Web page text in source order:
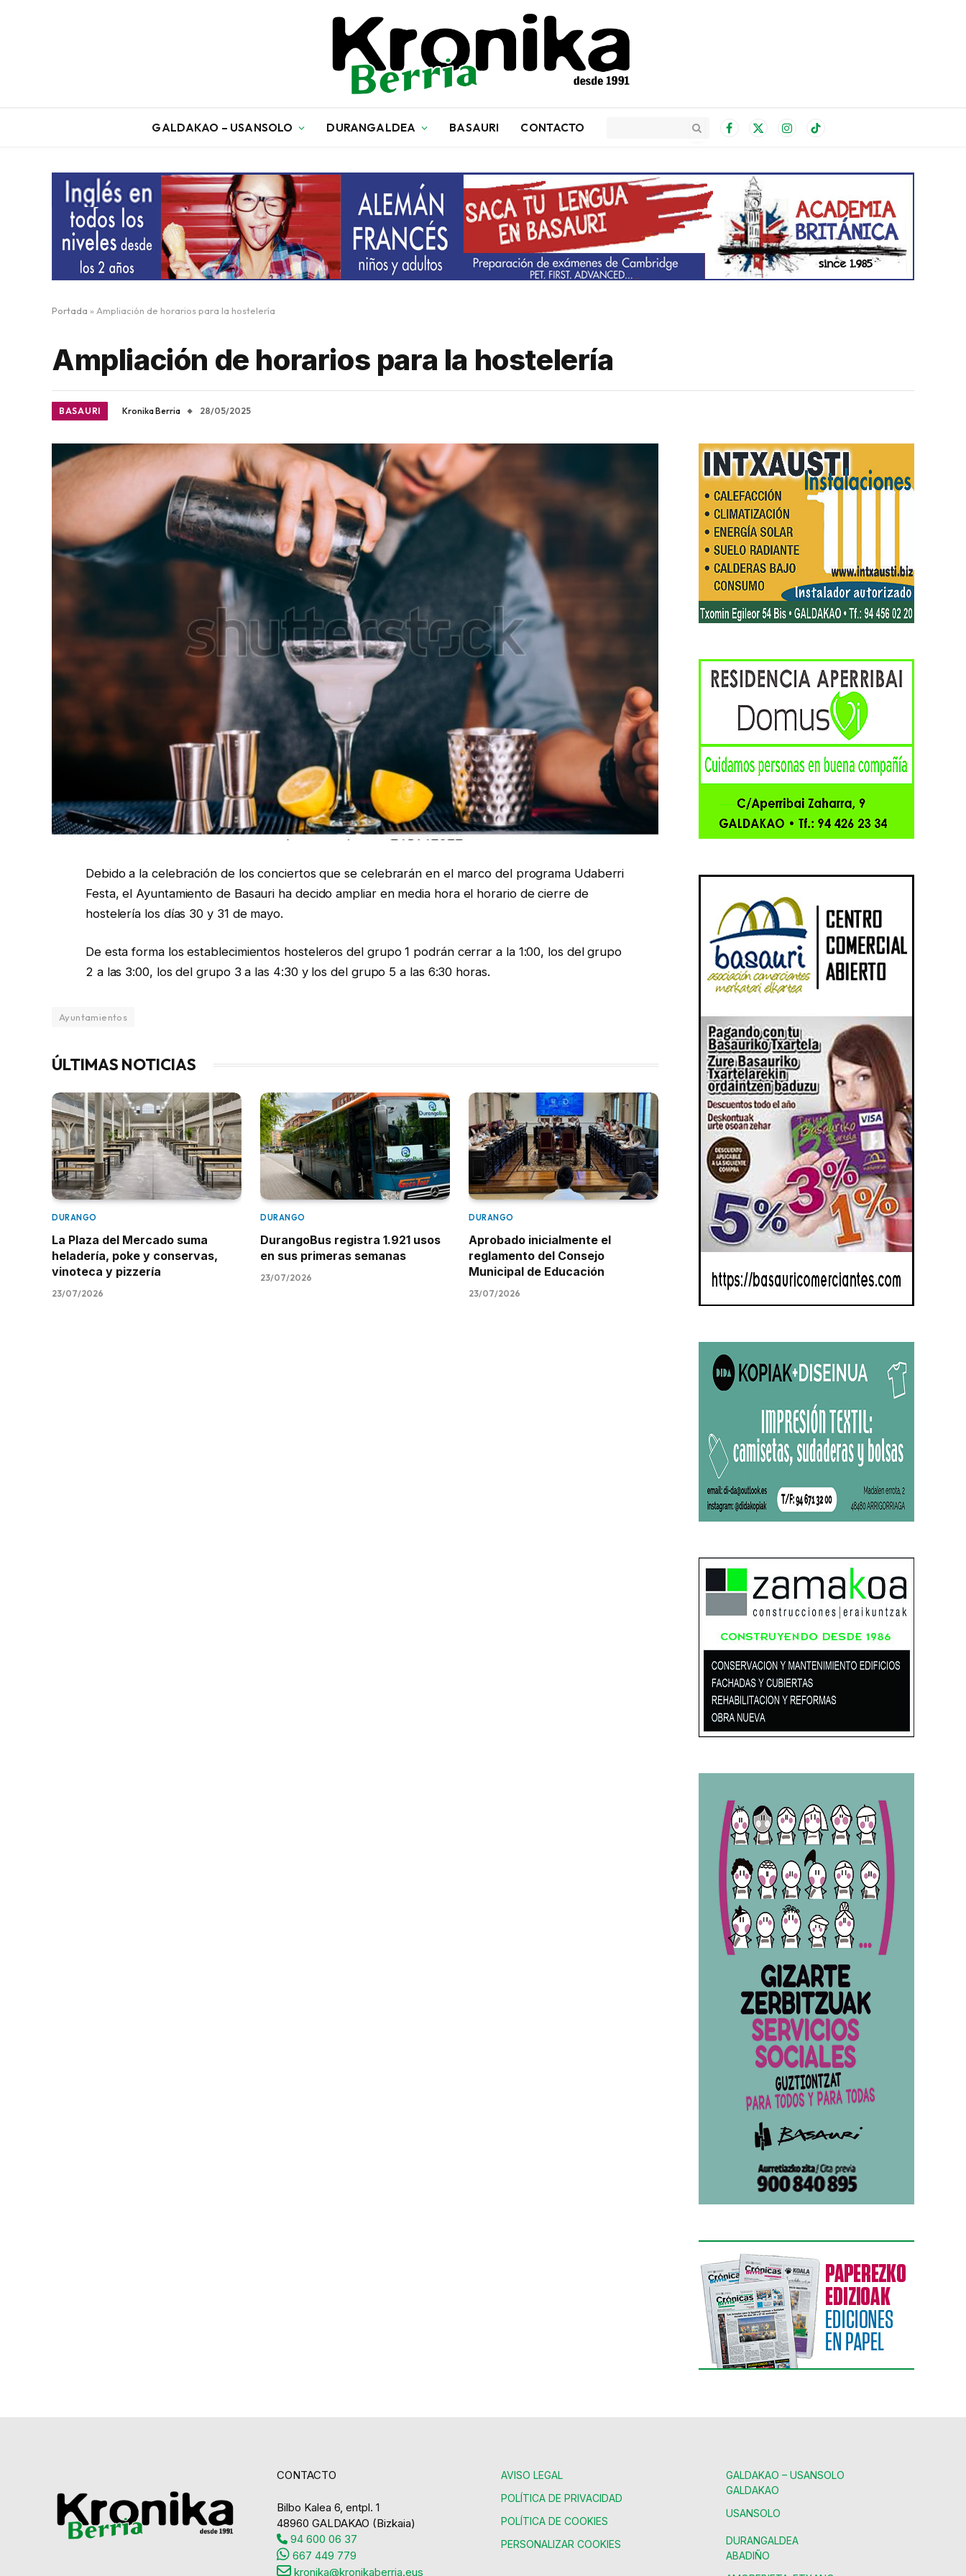
GALDAKAO – USANSOLO DURANGALDEA BASAURI CONTACTO Facebook
X
InstagramTikTok
Portada » Ampliación de horarios para la hostelería
Ampliación de horarios para la hostelería
BASAURI Kronika Berria 28/05/2025
Debido a la celebración de los conciertos que se celebrarán en el marco del programa Udaberri
Festa, el Ayuntamiento de Basauri ha decido ampliar en media hora el horario de cierre de
hostelería los días 30 y 31 de mayo.
De esta forma los establecimientos hosteleros del grupo 1 podrán cerrar a la 1:00, los del grupo
2 a las 3:00, los del grupo 3 a las 4:30 y los del grupo 5 a las 6:30 horas.
Ayuntamientos
ÚLTIMAS NOTICIAS
DURANGO
La Plaza del Mercado suma
heladería, poke y conservas,
vinoteca y pizzería
23/07/2026
DURANGO
DurangoBus registra 1.921 usos
en sus primeras semanas
23/07/2026
DURANGO
Aprobado inicialmente el
reglamento del Consejo
Municipal de Educación
23/07/2026
CONTACTO
Bilbo Kalea 6, entpl. 1
48960 GALDAKAO (Bizkaia)
94 600 06 37
667 449 779
kronika@kronikaberria.eus
AVISO LEGAL
POLÍTICA DE PRIVACIDAD
POLÍTICA DE COOKIES
PERSONALIZAR COOKIES
GALDAKAO – USANSOLO
GALDAKAO
USANSOLO
DURANGALDEA
ABADIÑO